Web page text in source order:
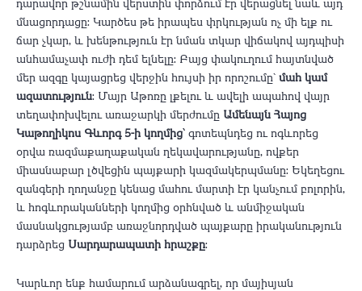
դարավոր թշնամին վերստին փորձում էր վերացնել նաև այդ
մնացորդացը: Կարծես թե իրապես փրկության ոչ մի ելք ու
ճար չկար, և խենթություն էր նման տկար վիճակով այդպիսի
անհամաչափ ուժի դեմ ելնելը: Բայց փակուղում հայտնված
մեր ազգը կայացրեց վերջին հույսի իր որոշումը` մահ կամ
ազատություն: Մայր Աթոռը լքելու և ավելի ապահով վայր
տեղափոխվելու առաջարկի մերժումը Ամենայն Հայոց
Կաթողիկոս Գևորգ 5-ի կողմից՝ գոտեպնդեց ու ոգևորեց
օրվա ռազմաքաղաքական ղեկավարությանը, ովքեր
միասնաբար լծվեցին պայքարի կազմակերպմանը: Եկեղեցու
զանգերի ղողանջը կենաց մահու մարտի էր կանչում բոլորին,
և հոգևորականների կողմից օրհնված և անմիջական
մասնակցությամբ առաջնորդված պայքարը իրականություն
դարձրեց Սարդարապատի հրաշքը:
Կարևոր ենք համարում արձանագրել, որ մայիսյան